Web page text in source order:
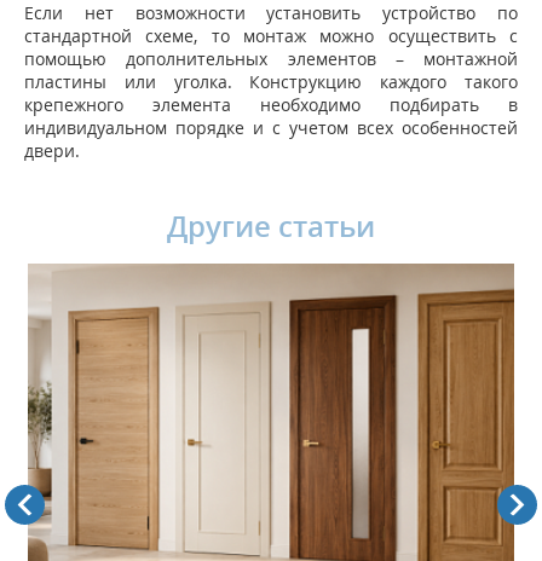
Если нет возможности установить устройство по
стандартной схеме, то монтаж можно осуществить с
помощью дополнительных элементов – монтажной
пластины или уголка. Конструкцию каждого такого
крепежного элемента необходимо подбирать в
индивидуальном порядке и с учетом всех особенностей
двери.
Другие статьи